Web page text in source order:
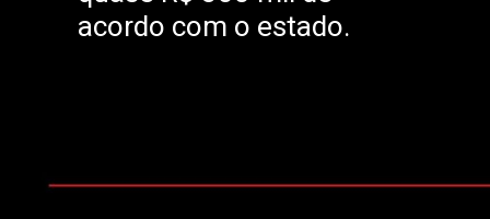
acordo com o estado.